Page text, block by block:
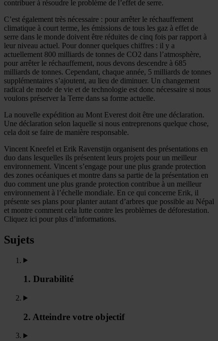
contribuer à résoudre le problème de l’effet de serre.
C’est également très nécessaire : pour arrêter le réchauffement
climatique à court terme, les émissions de tous les gaz à effet de
serre dans le monde doivent être réduites de cinq fois par rapport à
leur niveau actuel. Pour donner quelques chiffres : il y a
actuellement 800 milliards de tonnes de CO2 dans l’atmosphère,
pour arrêter le réchauffement, nous devons descendre à 685
milliards de tonnes. Cependant, chaque année, 5 milliards de tonnes
supplémentaires s’ajoutent, au lieu de diminuer. Un changement
radical de mode de vie et de technologie est donc nécessaire si nous
voulons préserver la Terre dans sa forme actuelle.
La nouvelle expédition au Mont Everest doit être une déclaration.
Une déclaration selon laquelle si nous entreprenons quelque chose,
cela doit se faire de manière responsable.
Vincent Kneefel et Erik Ravenstijn organisent des présentations en
duo dans lesquelles ils présentent leurs projets pour un meilleur
environnement. Vincent s’engage pour une plus grande protection
des zones océaniques et montre dans sa partie de la présentation en
duo comment une plus grande protection contribue à un meilleur
environnement à l’échelle mondiale. En ce qui concerne Erik, il
présente ses plans pour planter autant d’arbres que possible au Népal
et montre comment cela lutte contre les problèmes de déforestation.
Cliquez ici pour plus d’informations.
Sujets
1. Durabilité
2. Atteindre votre objectif